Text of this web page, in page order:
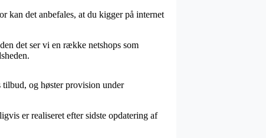
kan det anbefales, at du kigger på internet
det ser vi en række netshops som
og høster provision under
er realiseret efter sidste opdatering af